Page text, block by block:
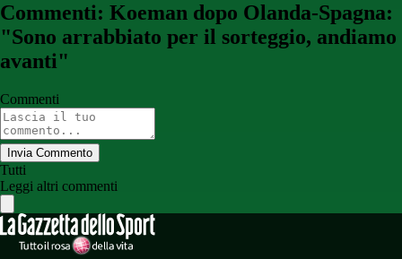
Commenti: Koeman dopo Olanda-Spagna:
"Sono arrabbiato per il sorteggio, andiamo
avanti"
Commenti
Invia Commento
Tutti
Leggi altri commenti